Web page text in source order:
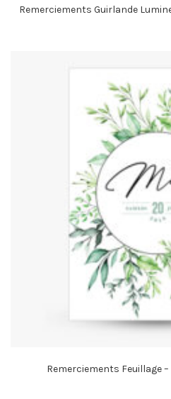
Remerciements Guirlande
Remerciements Feuillage –